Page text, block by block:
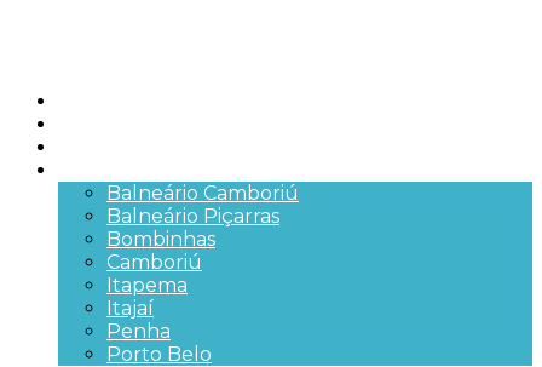
Balneário Camboriú
Balneário Piçarras
Bombinhas
Camboriú
Itapema
Itajaí
Penha
Porto Belo